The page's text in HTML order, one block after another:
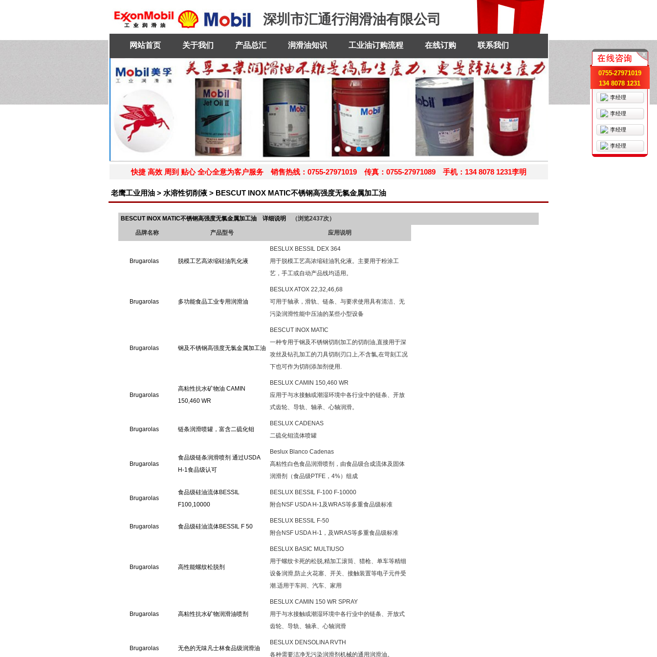
深圳市汇通行润滑油有限公司
网站首页 关于我们 产品总汇 润滑油知识 工业油订购流程 在线订购 联系我们
快捷 高效 周到 贴心 全心全意为客户服务 销售热线：0755-27971019 传真：0755-27971089 手机：134 8078 1231李明
老鹰工业用油 > 水溶性切削液 > BESCUT INOX MATIC不锈钢高强度无氯金属加工油
BESCUT INOX MATIC不锈钢高强度无氯金属加工油 详细说明 （浏览2437次）
品牌名称 产品型号 应用说明
Brugarolas 脱模工艺高浓缩硅油乳化液
BESLUX BESSIL DEX 364
用于脱模工艺高浓缩硅油乳化液。主要用于粉涂工
艺，手工或自动产品线均适用。
Brugarolas 多功能食品工业专用润滑油
BESLUX ATOX 22,32,46,68
可用于轴承，滑轨、链条、与要求使用具有清洁、无
污染润滑性能中压油的某些小型设备
Brugarolas 钢及不锈钢高强度无氯金属加工油
BESCUT INOX MATIC
一种专用于钢及不锈钢切削加工的切削油,直接用于深
攻丝及钻孔加工的刀具切削刃口上,不含氯,在苛刻工况
下也可作为切削添加剂使用.
Brugarolas
高粘性抗水矿物油 CAMIN
150,460 WR
BESLUX CAMIN 150,460 WR
应用于与水接触或潮湿环境中各行业中的链条、开放
式齿轮、导轨、轴承、心轴润滑。
Brugarolas 链条润滑喷罐，富含二硫化钼
BESLUX CADENAS
二硫化钼流体喷罐
Brugarolas
食品级链条润滑喷剂 通过USDA
H-1食品级认可
Beslux Blanco Cadenas
高粘性白色食品润滑喷剂，由食品级合成流体及固体
润滑剂（食品级PTFE，4%）组成
Brugarolas
食品级硅油流体BESSIL
F100,10000
BESLUX BESSIL F-100 F-10000
附合NSF USDA H-1及WRAS等多重食品级标准
Brugarolas 食品级硅油流体BESSIL F 50
BESLUX BESSIL F-50
附合NSF USDA H-1，及WRAS等多重食品级标准
Brugarolas 高性能螺纹松脱剂
BESLUX BASIC MULTIUSO
用于螺纹卡死的松脱,精加工滚筒、猎枪、单车等精细
设备润滑,防止火花塞、开关、接触装置等电子元件受
潮.适用于车间、汽车、家用
Brugarolas 高粘性抗水矿物润滑油喷剂
BESLUX CAMIN 150 WR SPRAY
用于与水接触或潮湿环境中各行业中的链条、开放式
齿轮、导轨、轴承、心轴润滑
Brugarolas 无色的无味凡士林食品级润滑油
BESLUX DENSOLINA RVTH
各种需要洁净无污染润滑剂机械的通用润滑油。
0755-27971019
134 8078 1231
李经理
李经理
李经理
李经理